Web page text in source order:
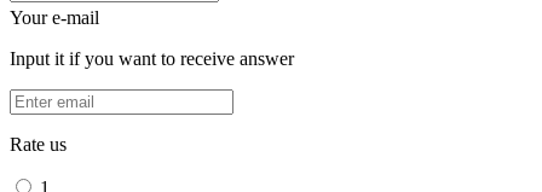
Your e-mail
Input it if you want to receive answer
Rate us
1